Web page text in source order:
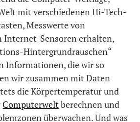
mit verschiedenen Hi-Tech-
Messwerte von
Internet-Sensoren erhalten,
Hintergrundrauschen“
Informationen, die wir so
wir zusammen mit Daten
die Körpertemperatur und
Computerweltberechnen und
überwachen. Und was